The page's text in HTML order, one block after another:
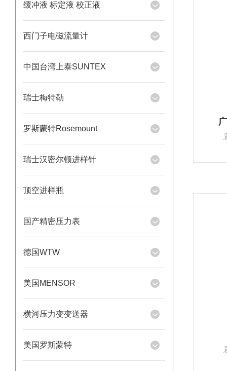
缓冲液 标定液 校正液
西门子电磁流量计
中国台湾上泰SUNTEX
瑞士梅特勒
罗斯蒙特Rosemount
瑞士汉密尔顿进样针
顶空进样瓶
国产精密压力表
德国WTW
美国MENSOR
横河压力变变送器
美国罗斯蒙特